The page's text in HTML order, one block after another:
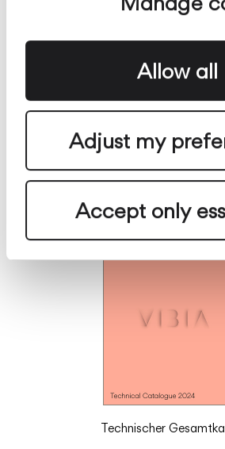
Allow all
Adjust my
Accept only
Außenleuchten
Technischer